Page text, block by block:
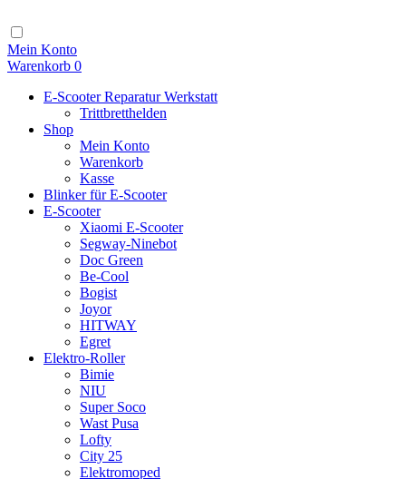
Inhalt
Mein Konto
Warenkorb 0
E-Scooter Reparatur Werkstatt
Trittbretthelden
Shop
Mein Konto
Warenkorb
Kasse
Blinker für E-Scooter
E-Scooter
Xiaomi E-Scooter
Segway-Ninebot
Doc Green
Be-Cool
Bogist
Joyor
HITWAY
Egret
Elektro-Roller
Bimie
NIU
Super Soco
Wast Pusa
Lofty
City 25
Elektromoped